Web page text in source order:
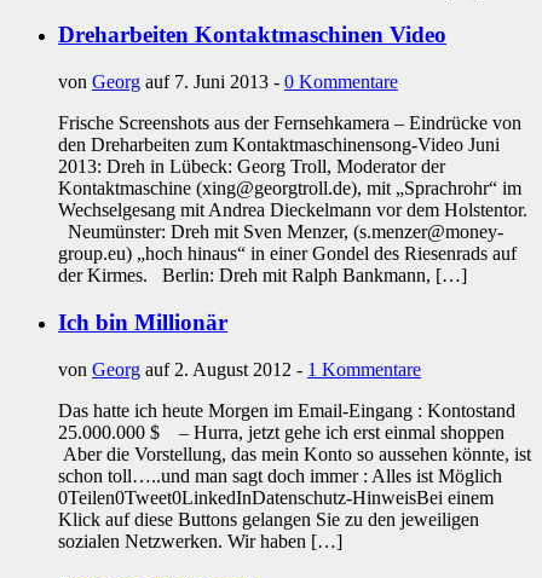
Dreharbeiten Kontaktmaschinen Video
von Georg auf 7. Juni 2013 - 0 Kommentare
Frische Screenshots aus der Fernsehkamera – Eindrücke von
den Dreharbeiten zum Kontaktmaschinensong-Video Juni
2013: Dreh in Lübeck: Georg Troll, Moderator der
Kontaktmaschine (xing@georgtroll.de), mit „Sprachrohr“ im
Wechselgesang mit Andrea Dieckelmann vor dem Holstentor.
Neumünster: Dreh mit Sven Menzer, (s.menzer@money-
group.eu) „hoch hinaus“ in einer Gondel des Riesenrads auf
der Kirmes. Berlin: Dreh mit Ralph Bankmann, […]
Ich bin Millionär
von Georg auf 2. August 2012 - 1 Kommentare
Das hatte ich heute Morgen im Email-Eingang : Kontostand
25.000.000 $ – Hurra, jetzt gehe ich erst einmal shoppen
Aber die Vorstellung, das mein Konto so aussehen könnte, ist
schon toll…..und man sagt doch immer : Alles ist Möglich
0Teilen0Tweet0LinkedInDatenschutz-HinweisBei einem
Klick auf diese Buttons gelangen Sie zu den jeweiligen
sozialen Netzwerken. Wir haben […]